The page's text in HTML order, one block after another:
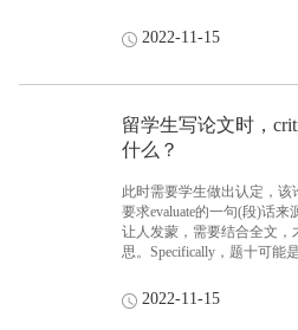
谓的“有新，也有热”。
2022-11-15
留学生写论文时，
什么？
此时需要学生做出认定，
要求evaluate的一句(段)话
让人发蒙，需要结合全文
思。Specifically，题十可能
一句论述错误也没关系。
正确与否(给个hypothesis放
2022-11-15